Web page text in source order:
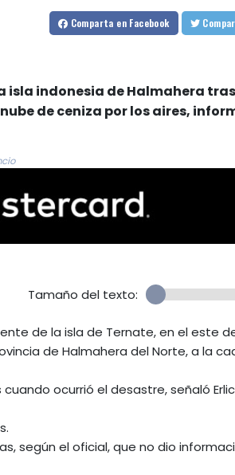
Comparta en Facebook
isla indonesia de Halmahera
de ceniza por los aires,
Tamaño del texto:
de la isla de Ternate, en el este
de Halmahera del Norte, a la
ocurrió el desastre, señaló
según el oficial, que no dio